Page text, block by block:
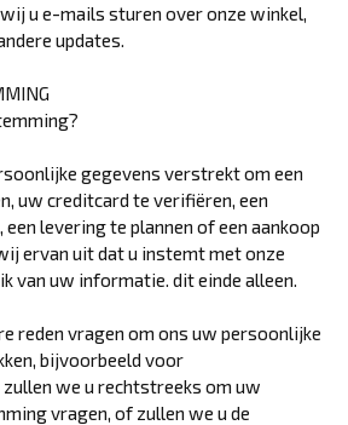
u e-mails sturen over onze winkel,
updates.
gegevens verstrekt om een
uw creditcard te verifiëren, een
levering te plannen of een aankoop
ervan uit dat u instemt met onze
van uw informatie. dit einde alleen.
reden vragen om ons uw persoonlijke
bijvoorbeeld voor
we u rechtstreeks om uw
vragen, of zullen we u de